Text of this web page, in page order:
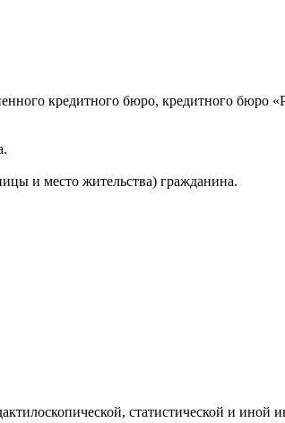
кредитного бюро, кредитного бюро
и место жительства) гражданина.
статистической и иной